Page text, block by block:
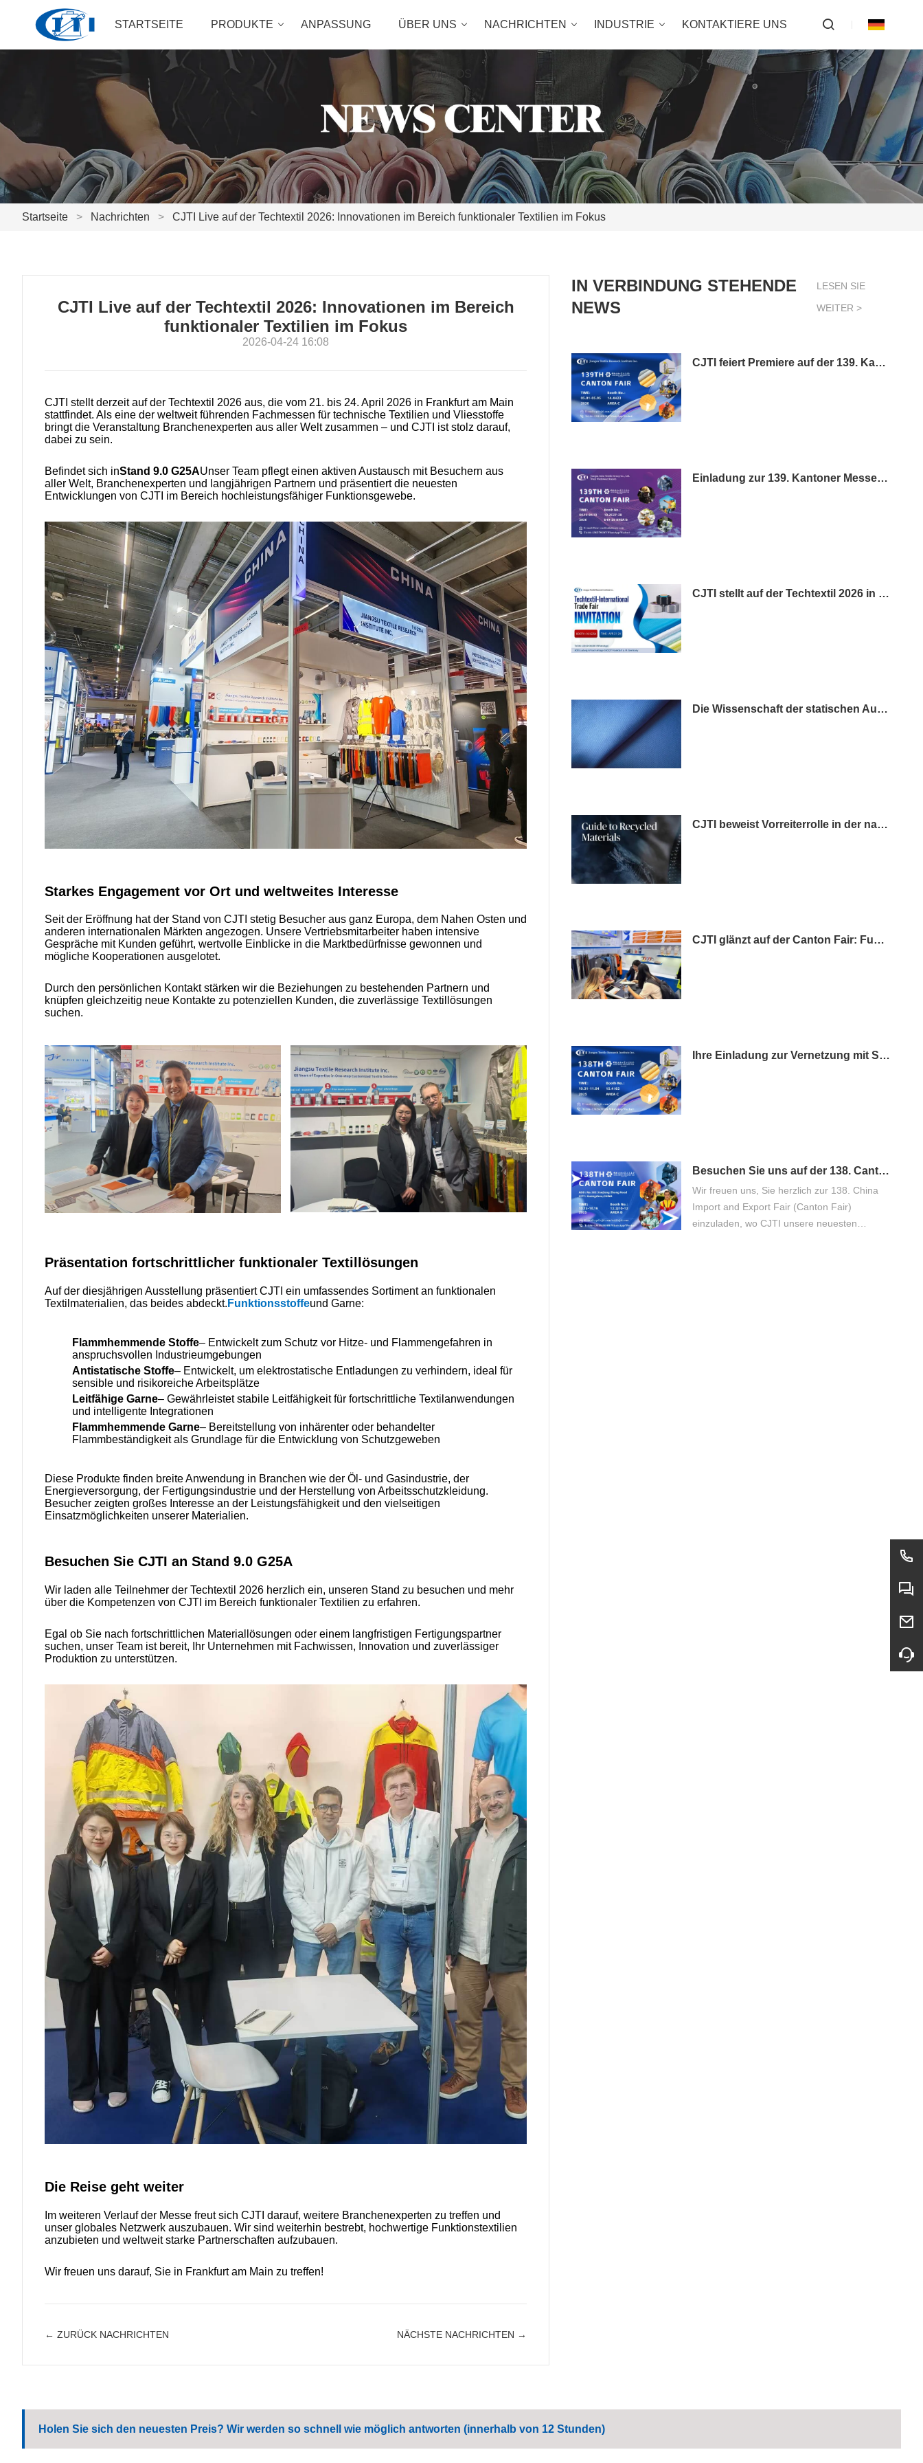
STARTSEITE PRODUKTE ANPASSUNG ÜBER UNS NACHRICHTEN INDUSTRIE KONTAKTIERE UNS
VIDEOS
Startseite > Nachrichten > CJTI Live auf der Techtextil 2026: Innovationen im Bereich funktionaler Textilien im Fokus
CJTI Live auf der Techtextil 2026: Innovationen im Bereich
funktionaler Textilien im Fokus
2026-04-24 16:08
CJTI stellt derzeit auf der Techtextil 2026 aus, die vom 21. bis 24. April 2026 in Frankfurt am Main
stattfindet. Als eine der weltweit führenden Fachmessen für technische Textilien und Vliesstoffe
bringt die Veranstaltung Branchenexperten aus aller Welt zusammen – und CJTI ist stolz darauf,
dabei zu sein.
Befindet sich inStand 9.0 G25AUnser Team pflegt einen aktiven Austausch mit Besuchern aus
aller Welt, Branchenexperten und langjährigen Partnern und präsentiert die neuesten
Entwicklungen von CJTI im Bereich hochleistungsfähiger Funktionsgewebe.
Starkes Engagement vor Ort und weltweites Interesse
Seit der Eröffnung hat der Stand von CJTI stetig Besucher aus ganz Europa, dem Nahen Osten und
anderen internationalen Märkten angezogen. Unsere Vertriebsmitarbeiter haben intensive
Gespräche mit Kunden geführt, wertvolle Einblicke in die Marktbedürfnisse gewonnen und
mögliche Kooperationen ausgelotet.
Durch den persönlichen Kontakt stärken wir die Beziehungen zu bestehenden Partnern und
knüpfen gleichzeitig neue Kontakte zu potenziellen Kunden, die zuverlässige Textillösungen
suchen.
Präsentation fortschrittlicher funktionaler Textillösungen
Auf der diesjährigen Ausstellung präsentiert CJTI ein umfassendes Sortiment an funktionalen
Textilmaterialien, das beides abdeckt. Funktionsstoffeund Garne:
Flammhemmende Stoffe– Entwickelt zum Schutz vor Hitze- und Flammengefahren in
anspruchsvollen Industrieumgebungen
Antistatische Stoffe– Entwickelt, um elektrostatische Entladungen zu verhindern, ideal für
sensible und risikoreiche Arbeitsplätze
Leitfähige Garne– Gewährleistet stabile Leitfähigkeit für fortschrittliche Textilanwendungen
und intelligente Integrationen
Flammhemmende Garne– Bereitstellung von inhärenter oder behandelter
Flammbeständigkeit als Grundlage für die Entwicklung von Schutzgeweben
Diese Produkte finden breite Anwendung in Branchen wie der Öl- und Gasindustrie, der
Energieversorgung, der Fertigungsindustrie und der Herstellung von Arbeitsschutzkleidung.
Besucher zeigten großes Interesse an der Leistungsfähigkeit und den vielseitigen
Einsatzmöglichkeiten unserer Materialien.
Besuchen Sie CJTI an Stand 9.0 G25A
Wir laden alle Teilnehmer der Techtextil 2026 herzlich ein, unseren Stand zu besuchen und mehr
über die Kompetenzen von CJTI im Bereich funktionaler Textilien zu erfahren.
Egal ob Sie nach fortschrittlichen Materiallösungen oder einem langfristigen Fertigungspartner
suchen, unser Team ist bereit, Ihr Unternehmen mit Fachwissen, Innovation und zuverlässiger
Produktion zu unterstützen.
Die Reise geht weiter
Im weiteren Verlauf der Messe freut sich CJTI darauf, weitere Branchenexperten zu treffen und
unser globales Netzwerk auszubauen. Wir sind weiterhin bestrebt, hochwertige Funktionstextilien
anzubieten und weltweit starke Partnerschaften aufzubauen.
Wir freuen uns darauf, Sie in Frankfurt am Main zu treffen!
← ZURÜCK NACHRICHTEN NÄCHSTE NACHRICHTEN →
IN VERBINDUNG STEHENDE
NEWS
LESEN SIE
WEITER >
CJTI feiert Premiere auf der 139. Kantoner Messe Phase 3: Funktionelle Textilinnovationen für internationale Einkäufer
Einladung zur 139. Kantoner Messe: Entdecken Sie die professionellen Schutzkleidungslösungen von CJTI
CJTI stellt auf der Techtextil 2026 in Frankfurt aus.
Die Wissenschaft der statischen Aufladung und warum sie bei Arbeitskleidung wichtig ist
CJTI beweist Vorreiterrolle in der nachhaltigen Fertigung mit zertifizierter, umweltfreundlicher Textilinnovation
CJTI glänzt auf der Canton Fair: Funktionelle Stoffe begeistern mit technologiegetriebener Präsentation
Ihre Einladung zur Vernetzung mit Spitzenleistungen: Besuchen Sie CJTI auf der 138. Canton Fair
Besuchen Sie uns auf der 138. Canton Fair – Entdecken Sie die fortschrittliche Schutzkleidung von CJTI
Wir freuen uns, Sie herzlich zur 138. China
Import and Export Fair (Canton Fair)
einzuladen, wo CJTI unsere neuesten
Holen Sie sich den neuesten Preis? Wir werden so schnell wie möglich antworten (innerhalb von 12 Stunden)